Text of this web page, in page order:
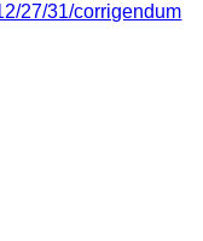
27/31/corrigendum